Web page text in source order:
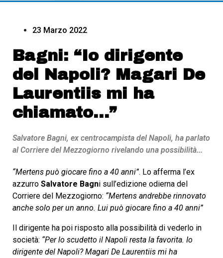
23 Marzo 2022
Bagni: “Io dirigente
del Napoli? Magari De
Laurentiis mi ha
chiamato…”
Salvatore Bagni, ex centrocampista del Napoli, ha parlato
al Corriere del Mezzogiorno rivelando una possibilità...
“Mertens può giocare fino a 40 anni”. Lo afferma l’ex
azzurro Salvatore Bagni sull’edizione odierna del
Corriere del Mezzogiorno: “Mertens andrebbe rinnovato
anche solo per un anno. Lui può giocare fino a 40 anni”
Il dirigente ha poi risposto alla possibilità di vederlo in
società: “Per lo scudetto il Napoli resta la favorita. Io
dirigente del Napoli? Magari De Laurentiis mi ha